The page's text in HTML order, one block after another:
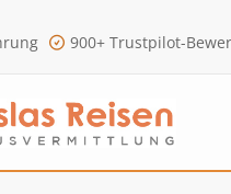
900+ Trustpilot-